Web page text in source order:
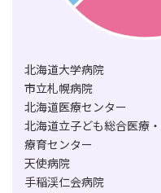
北海道大学病院
市立札幌病院
北海道医療センター
北海道立子ども総合医療・
療育センター
天使病院
手稲渓仁会病院